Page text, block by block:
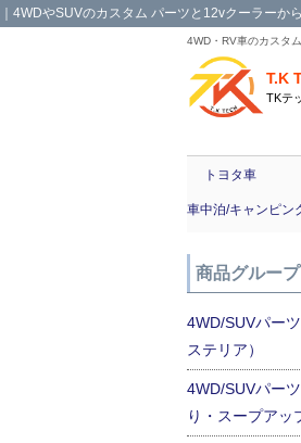
｜4WDやSUVのカスタム パーツと12vクーラーか
4WD・RV車のカスタ
T.K
TKテ
トヨタ車
車中泊/キャンピン
商品グループ
4WD/SUVパー
ステリア）
4WD/SUVパー
り・スープアッ